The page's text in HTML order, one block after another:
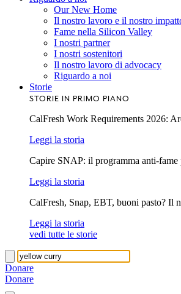
Our New Home
Il nostro lavoro e il nostro
Fame nella Silicon Valley
I nostri partner
I nostri sostenitori
Il nostro lavoro di advocacy
Riguardo a noi
Storie
STORIE IN PRIMO PIANO
CalFresh Work Requirements 2026:
Leggi la storia
Capire SNAP: il programma anti-
Leggi la storia
CalFresh, Snap, EBT, buoni pasto? Il
Leggi la storia
vedi tutte le storie
Donare
Donare